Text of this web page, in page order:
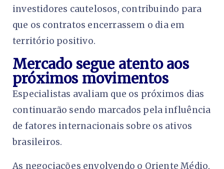
investidores cautelosos, contribuindo para
que os contratos encerrassem o dia em
território positivo.
Mercado segue atento aos
próximos movimentos
Especialistas avaliam que os próximos dias
continuarão sendo marcados pela influência
de fatores internacionais sobre os ativos
brasileiros.
As negociações envolvendo o Oriente Médio,